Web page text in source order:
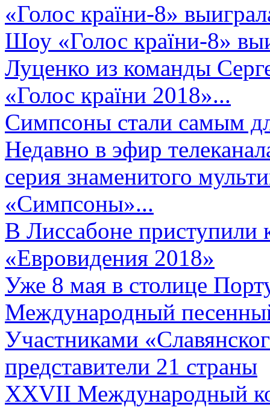
«Голос країни-8»
Шоу «Голос країни-8»
Луценко из команды
«Голос країни 2018»...
Симпсоны стали самым
Недавно в эфир
серия знаменитого
«Симпсоны»...
В Лиссабоне приступили
«Евровидения 2018»
Уже 8 мая в столице
Международный
Участниками
представители 21 страны
XXVII Международный